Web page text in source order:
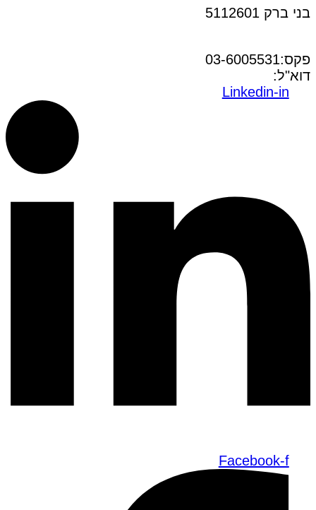
בני ברק 5112601
פקס:03-6005531
דוא"ל:
Linkedin-in
Facebook-f